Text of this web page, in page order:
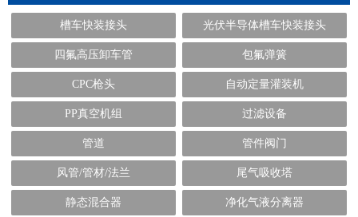
槽车快装接头 光伏半导体槽车快装接头
四氟高压卸车管 包氟弹簧
CPC枪头 自动定量灌装机
PP真空机组 过滤设备
管道 管件阀门
风管/管材/法兰 尾气吸收塔
静态混合器 净化气液分离器